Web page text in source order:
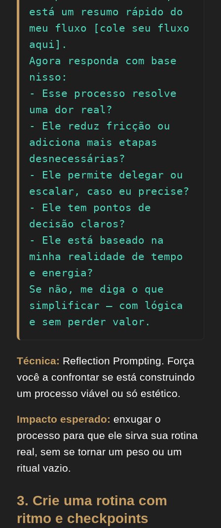
está um resumo rápido do
meu fluxo [cole seu fluxo
aqui].
Agora responda com base
nisso:
- Esse processo resolve
uma dor real?
- Ele reduz fricção ou
adiciona mais etapas
desnecessárias?
- Ele permite delegar ou
escalar, caso eu precise?
- Ele tem pontos de
decisão claros?
- Ele está baseado na
minha realidade de tempo
e energia?
Se não, me diga o que
simplificar — com lógica
e sem perder valor.
Técnica: Reflection Prompting. Força
você a confrontar se está construindo
um processo viável ou só estético.
Impacto esperado: enxugar o
processo para que ele sirva sua rotina
real, sem se tornar um peso ou um
ritual vazio.
3. Crie uma rotina com
ritmo e checkpoints